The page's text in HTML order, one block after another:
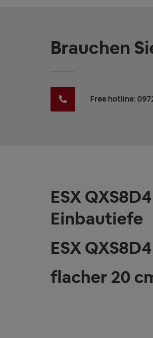
Brauchen
Free hotline:
ESX
Einbautiefe
ESX QXS8D4
flacher 20